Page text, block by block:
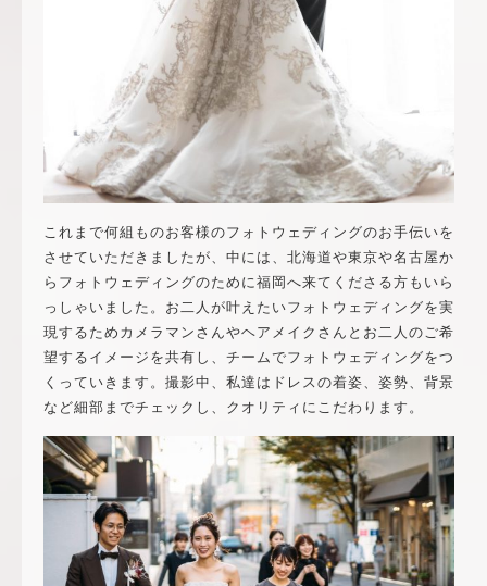
これまで何組ものお客様のフォトウェディングのお手伝いを
させていただきましたが、中には、北海道や東京や名古屋か
らフォトウェディングのために福岡へ来てくださる方もいら
っしゃいました。お二人が叶えたいフォトウェディングを実
現するためカメラマンさんやヘアメイクさんとお二人のご希
望するイメージを共有し、チームでフォトウェディングをつ
くっていきます。撮影中、私達はドレスの着姿、姿勢、背景
など細部までチェックし、クオリティにこだわります。